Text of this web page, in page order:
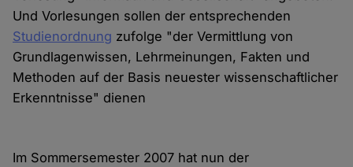
Und Vorlesungen sollen der entsprechenden
Studienordnung zufolge "der Vermittlung von
Grundlagenwissen, Lehrmeinungen, Fakten und
Methoden auf der Basis neuester wissenschaftlicher
Erkenntnisse" dienen
Im Sommersemester 2007 hat nun der